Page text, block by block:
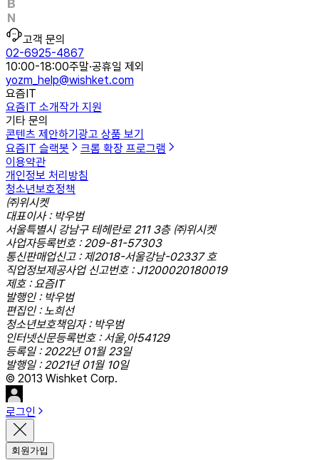
고객 문의
02-6925-4867
10:00-18:00주말·공휴일 제외
yozm_help@wishket.com
요즘IT
요즘IT 소개작가 지원
기타 문의
콘텐츠 제안하기 광고 상품 보기
요즘IT 슬랙봇
크롬 확장 프로그램
이용약관
개인정보 처리방침
청소년보호정책
㈜위시켓
대표이사 : 박우범
서울특별시 강남구 테헤란로 211 3층 ㈜위시켓
사업자등록번호 : 209-81-57303
통신판매업신고 : 제2018-서울강남-02337 호
직업정보제공사업 신고번호 : J1200020180019
제호 : 요즘IT
발행인 : 박우범
편집인 : 노희선
청소년보호책임자 : 박우범
인터넷신문등록번호 : 서울,아54129
등록일 : 2022년 01월 23일
발행일 : 2021년 01월 10일
© 2013 Wishket Corp.
로그인
회원가입